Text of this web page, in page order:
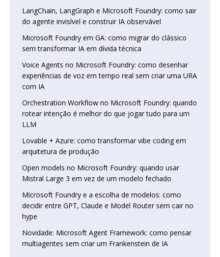
LangChain, LangGraph e Microsoft Foundry: como sair
do agente invisível e construir IA observável
Microsoft Foundry em GA: como migrar do clássico
sem transformar IA em dívida técnica
Voice Agents no Microsoft Foundry: como desenhar
experiências de voz em tempo real sem criar uma URA
com IA
Orchestration Workflow no Microsoft Foundry: quando
rotear intenção é melhor do que jogar tudo para um
LLM
Lovable + Azure: como transformar vibe coding em
arquitetura de produção
Open models no Microsoft Foundry: quando usar
Mistral Large 3 em vez de um modelo fechado
Microsoft Foundry e a escolha de modelos: como
decidir entre GPT, Claude e Model Router sem cair no
hype
Novidade: Microsoft Agent Framework: como pensar
multiagentes sem criar um Frankenstein de IA